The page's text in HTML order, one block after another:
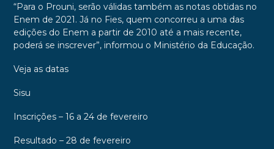
“Para o Prouni, serão válidas também as notas obtidas no
Enem de 2021. Já no Fies, quem concorreu a uma das
edições do Enem a partir de 2010 até a mais recente,
poderá se inscrever”, informou o Ministério da Educação.
Veja as datas
Sisu
Inscrições – 16 a 24 de fevereiro
Resultado – 28 de fevereiro